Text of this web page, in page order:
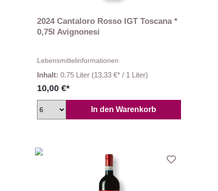
2024 Cantaloro Rosso IGT Toscana *
0,75l Avignonesi
Lebensmittelinformationen
Inhalt: 0.75 Liter (13,33 €* / 1 Liter)
10,00 €*
In den Warenkorb